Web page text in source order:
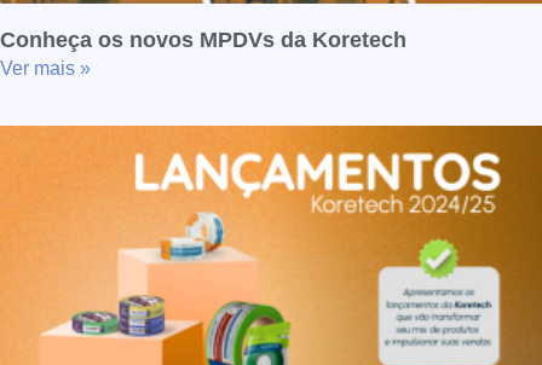
Conheça os novos MPDVs da Koretech
Ver mais »